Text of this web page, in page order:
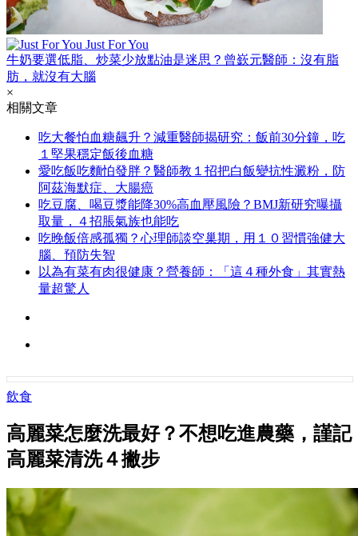
Just For You
牛奶要選低脂、炒菜少放點油是迷思？曾嶔元醫師：沒有脂
肪，就沒有大腦
×
相關文章
吃大餐怕血糖飆升？減重醫師揭研究：飯前30分鐘，吃
１堅果穩定飯後血糖
愛吃飯吃麵怕發胖？醫師教１招把白飯變抗性澱粉，防
阿茲海默症、大腸癌
吃豆腐、喝豆漿能降30%高血壓風險？BMJ新研究曝攝
取量，４招脹氣族也能吃
吃晚飯倍感孤獨？心理師談空巢期，用１０習慣強健大
腦、預防失智
以為有菜有肉很健康？營養師：「這４種外食」其實熱
量超驚人
飲食
高麗菜怎麼洗最好？不想吃進農藥，謹記
高麗菜清洗４撇步